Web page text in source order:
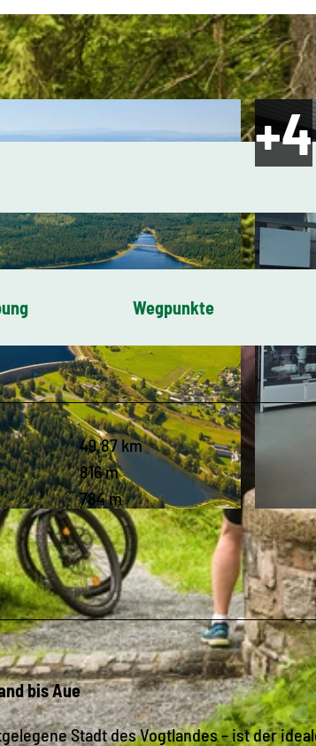
© Archiv Dt.
Wegpunkte
49,87 km
816 m
784 m
bis Aue
Stadt des Vogtlandes – ist der